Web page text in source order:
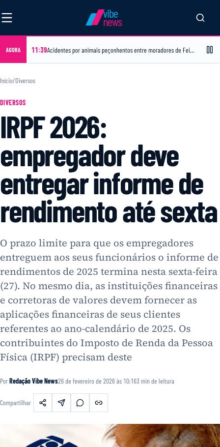
vibe
news
AGORA 11:39 Acidentes por animais peçonhentos entre moradores de Feira de Santana caem 38% em 2026
Início/Diversos
DIVERSOS
IRPF 2026:
empregador deve
entregar informe de
rendimento até sexta
O prazo limite para que os empregadores
entreguem aos seus funcionários o informe de
rendimentos de 2025 termina nesta sexta-feira
(27). No mesmo dia, as instituições financeiras
e corretoras de valores devem fornecer as
aplicações financeiras de seus clientes
referentes ao ano-calendário de 2025. Os
contribuintes do Imposto de Renda da Pessoa
Física (IRPF) precisam deste
PorRedação Vibe News26 de fevereiro de 2026 às 10:163 min de leitura
Compartilhar